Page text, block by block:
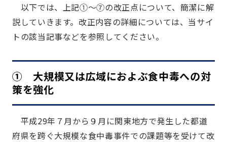
以下では、上記①～⑦の改正点について、簡潔に解
説していきます。改正内容の詳細については、当サイ
トの該当記事などを参照してください。
① 大規模又は広域におよぶ食中毒への対
策を強化
平成29年７月から９月に関東地方で発生した都道
府県を跨ぐ大規模な食中毒事件での課題等を受けて改